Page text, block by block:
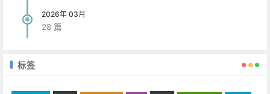
2026年 03月
28 篇
标签